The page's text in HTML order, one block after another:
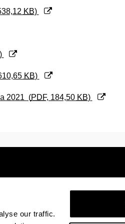
our traffic.
KB)
)
KB)
2021 (PDF, 184,50 KB)